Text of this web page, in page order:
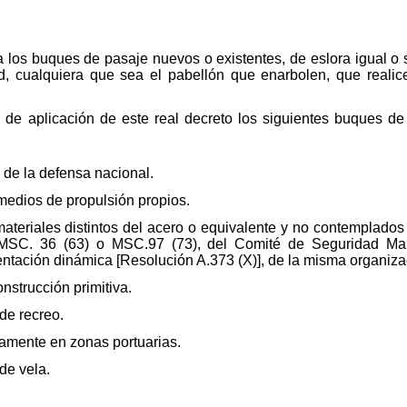
los buques de pasaje nuevos o existentes, de eslora igual o
cualquiera que sea el pabellón que enarbolen, que
aplicación de este real decreto los siguientes buques
la defensa nacional.
de propulsión propios.
distintos del acero o equivalente y no
36 (63) o MSC.97 (73), del Comité de Seguridad
dinámica [Resolución A.373 (X)], de la misma
primitiva.
recreo.
en zonas portuarias.
vela.